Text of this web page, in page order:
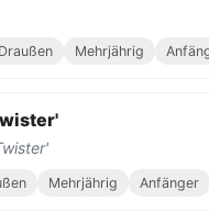
Draußen Mehrjährig
Mehrjährig Anfänger